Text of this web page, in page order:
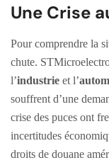
Une Crise
Pour comprendre la
chute.
l’industrie et l’
souffrent d’une
crise des puces ont
incertitudes
droits de douane